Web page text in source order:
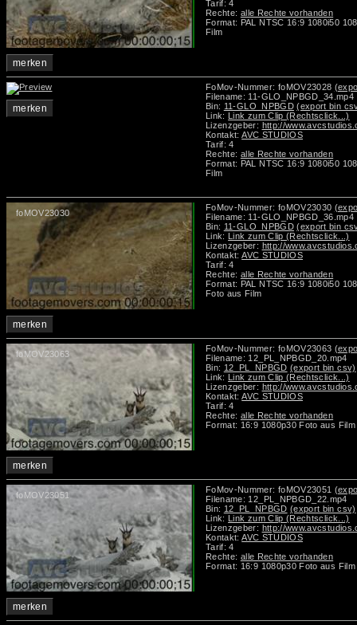
merken
Tarif: 4
Rechte: alle Rechte vorhanden
Format: PAL NTSC 16:9 1080i50
Film
merken
FoMov-Nummer: foMOV23028
Filename: 11-GLO_NPBGD_34.mp4
Bin: 11-GLO_NPBGD (export bin
Link: Link zum Clip (Rechtsclick...)
Lizenzgeber: http://
Kontakt:AVC STUDIOS
Tarif: 4
Rechte: alle Rechte vorhanden
Format: PAL NTSC 16:9 1080i50
Film
foMOV23030
merken
FoMov-Nummer: foMOV23030
Filename: 11-GLO_NPBGD_36.mp4
Bin: 11-GLO_NPBGD (export bin
Link: Link zum Clip (Rechtsclick...)
Lizenzgeber: http://
Kontakt:AVC STUDIOS
Tarif: 4
Rechte: alle Rechte vorhanden
Format: PAL NTSC 16:9 1080i50
Foto aus Film
foMOV23063
merken
FoMov-Nummer: foMOV23063
Filename: 12_PL_NPBGD_20.mp4
Bin: 12_PL_NPBGD (export bin csv)
Link: Link zum Clip (Rechtsclick...)
Lizenzgeber: http://
Kontakt:AVC STUDIOS
Tarif: 4
Rechte: alle Rechte vorhanden
Format: 16:9 1080p30 Foto aus Film
foMOV23051
merken
FoMov-Nummer: foMOV23051
Filename: 12_PL_NPBGD_22.mp4
Bin: 12_PL_NPBGD (export bin csv)
Link: Link zum Clip (Rechtsclick...)
Lizenzgeber: http://
Kontakt:AVC STUDIOS
Tarif: 4
Rechte: alle Rechte vorhanden
Format: 16:9 1080p30 Foto aus Film